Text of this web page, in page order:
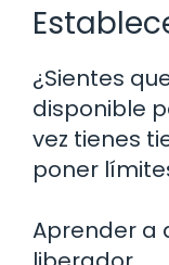
¿Sientes
disponible
vez tienes
poner
Aprender a